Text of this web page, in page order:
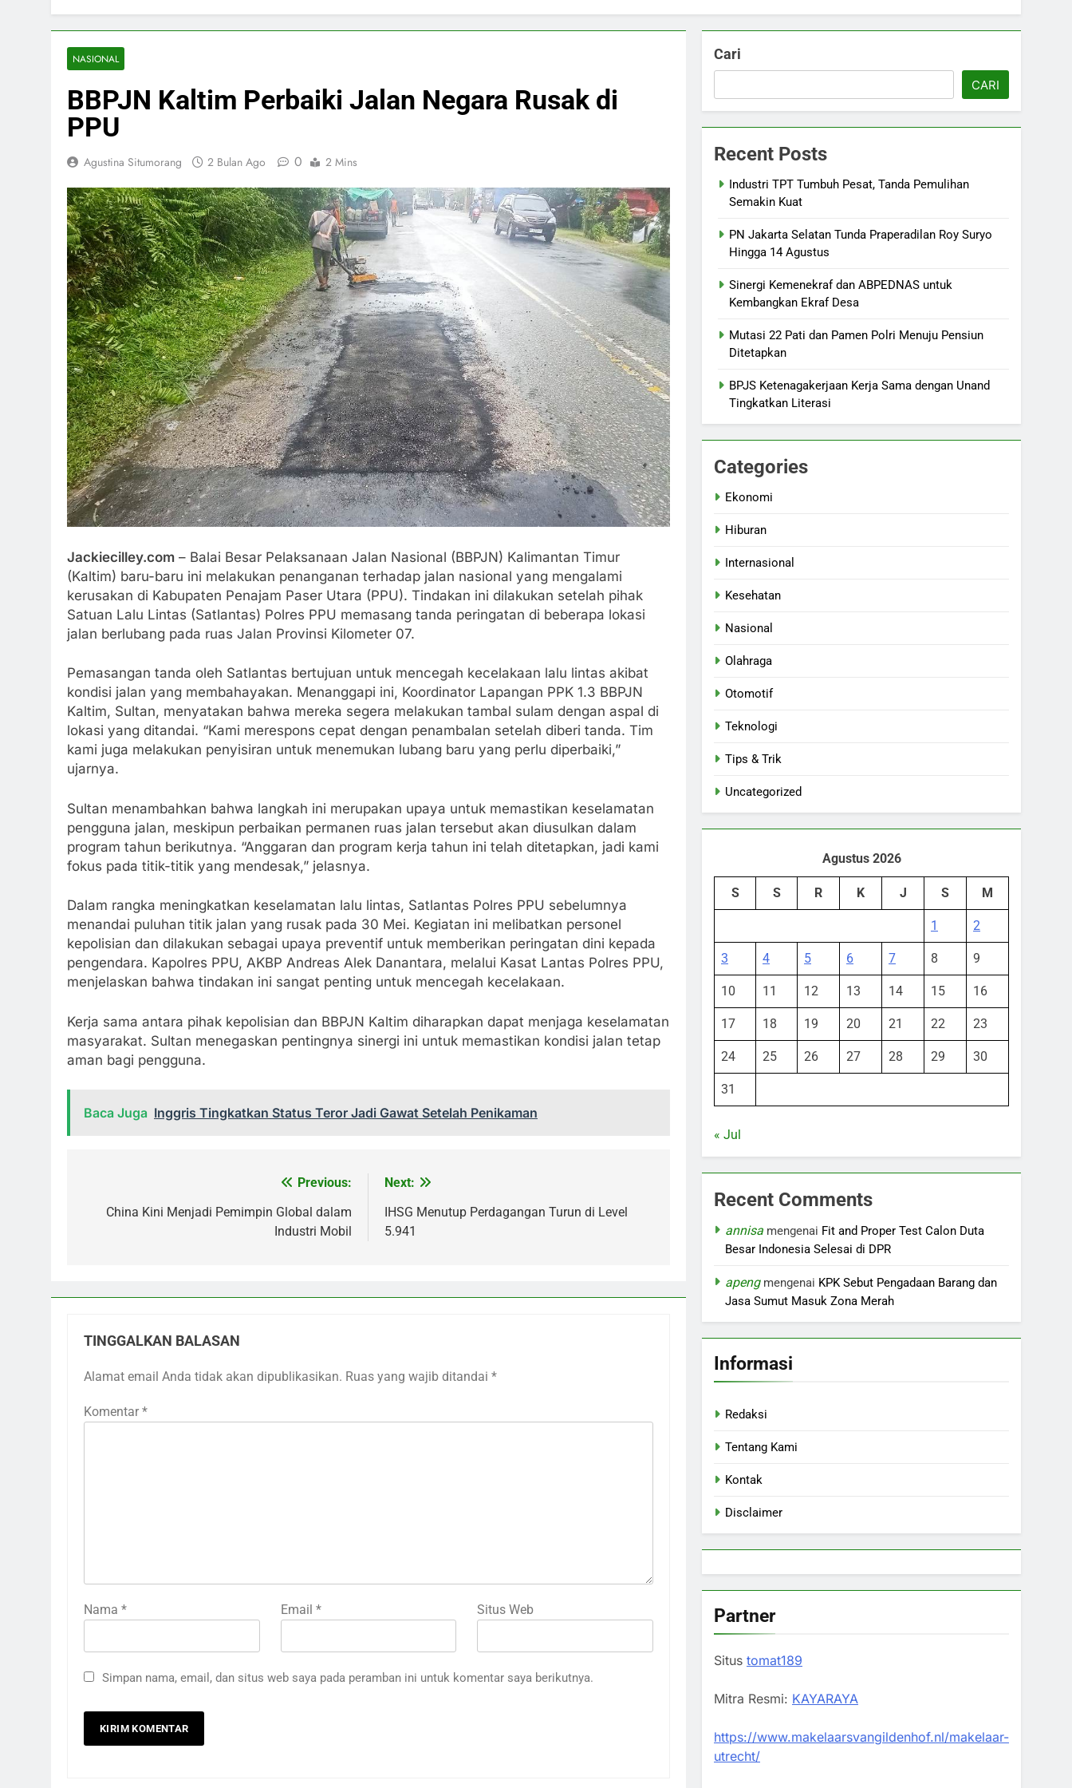
NASIONAL
BBPJN Kaltim Perbaiki Jalan Negara Rusak di
PPU
Agustina Situmorang 2 Bulan Ago 0 2 Mins
Jackiecilley.com – Balai Besar Pelaksanaan Jalan Nasional (BBPJN) Kalimantan Timur
(Kaltim) baru-baru ini melakukan penanganan terhadap jalan nasional yang mengalami
kerusakan di Kabupaten Penajam Paser Utara (PPU). Tindakan ini dilakukan setelah pihak
Satuan Lalu Lintas (Satlantas) Polres PPU memasang tanda peringatan di beberapa lokasi
jalan berlubang pada ruas Jalan Provinsi Kilometer 07.
Pemasangan tanda oleh Satlantas bertujuan untuk mencegah kecelakaan lalu lintas akibat
kondisi jalan yang membahayakan. Menanggapi ini, Koordinator Lapangan PPK 1.3 BBPJN
Kaltim, Sultan, menyatakan bahwa mereka segera melakukan tambal sulam dengan aspal di
lokasi yang ditandai. “Kami merespons cepat dengan penambalan setelah diberi tanda. Tim
kami juga melakukan penyisiran untuk menemukan lubang baru yang perlu diperbaiki,”
ujarnya.
Sultan menambahkan bahwa langkah ini merupakan upaya untuk memastikan keselamatan
pengguna jalan, meskipun perbaikan permanen ruas jalan tersebut akan diusulkan dalam
program tahun berikutnya. “Anggaran dan program kerja tahun ini telah ditetapkan, jadi kami
fokus pada titik-titik yang mendesak,” jelasnya.
Dalam rangka meningkatkan keselamatan lalu lintas, Satlantas Polres PPU sebelumnya
menandai puluhan titik jalan yang rusak pada 30 Mei. Kegiatan ini melibatkan personel
kepolisian dan dilakukan sebagai upaya preventif untuk memberikan peringatan dini kepada
pengendara. Kapolres PPU, AKBP Andreas Alek Danantara, melalui Kasat Lantas Polres PPU,
menjelaskan bahwa tindakan ini sangat penting untuk mencegah kecelakaan.
Kerja sama antara pihak kepolisian dan BBPJN Kaltim diharapkan dapat menjaga keselamatan
masyarakat. Sultan menegaskan pentingnya sinergi ini untuk memastikan kondisi jalan tetap
aman bagi pengguna.
Baca Juga Inggris Tingkatkan Status Teror Jadi Gawat Setelah Penikaman
pos
Previous:
China Kini Menjadi Pemimpin Global dalam
Industri Mobil
Next:
IHSG Menutup Perdagangan Turun di Level
5.941
TINGGALKAN BALASAN
Alamat email Anda tidak akan dipublikasikan. Ruas yang wajib ditandai *
Komentar *
Nama * Email * Situs Web
Simpan nama, email, dan situs web saya pada peramban ini untuk komentar saya berikutnya.
Cari
CARI
Recent Posts
Industri TPT Tumbuh Pesat, Tanda Pemulihan
Semakin Kuat
PN Jakarta Selatan Tunda Praperadilan Roy Suryo
Hingga 14 Agustus
Sinergi Kemenekraf dan ABPEDNAS untuk
Kembangkan Ekraf Desa
Mutasi 22 Pati dan Pamen Polri Menuju Pensiun
Ditetapkan
BPJS Ketenagakerjaan Kerja Sama dengan Unand
Tingkatkan Literasi
Categories
Ekonomi
Hiburan
Internasional
Kesehatan
Nasional
Olahraga
Otomotif
Teknologi
Tips & Trik
Uncategorized
Agustus 2026
S S R K J S M
1 2
3 4 5 6 7 8 9
10 11 12 13 14 15 16
17 18 19 20 21 22 23
24 25 26 27 28 29 30
31
« Jul
Recent Comments
annisa mengenai Fit and Proper Test Calon Duta
Besar Indonesia Selesai di DPR
apengmengenai KPK Sebut Pengadaan Barang dan
Jasa Sumut Masuk Zona Merah
Informasi
Redaksi
Tentang Kami
Kontak
Disclaimer
Partner
Situs tomat189
Mitra Resmi: KAYARAYA
https://www.makelaarsvangildenhof.nl/makelaar-
utrecht/